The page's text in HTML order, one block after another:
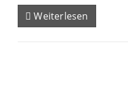
Weiterlesen